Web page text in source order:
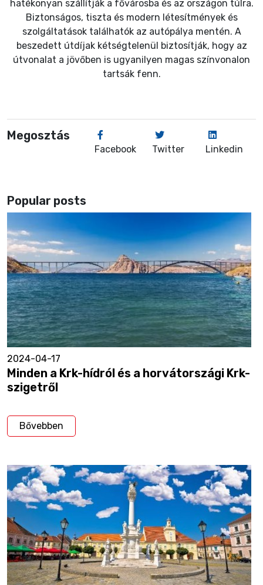
hatékonyan szállítják a fővárosba és az országon túlra.
Biztonságos, tiszta és modern létesítmények és
szolgáltatások találhatók az autópálya mentén. A
beszedett útdíjak kétségtelenül biztosítják, hogy az
útvonalat a jövőben is ugyanilyen magas színvonalon
tartsák fenn.
Megosztás
Facebook Twitter Linkedin
Popular posts
2024-04-17
Minden a Krk-hídról és a horvátországi Krk-
szigetről
Bővebben